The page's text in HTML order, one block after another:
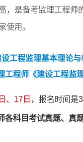
，是备考监理工程
使用。
工程监理基本理论
工程师《建设工程监
题】
、17日 ，报名时间是
各科目考试真题、真